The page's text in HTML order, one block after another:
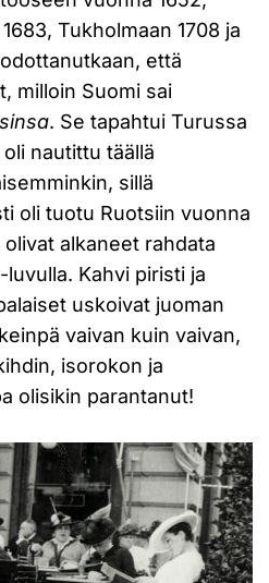
Tukholmaan 1708 ja
että
milloin Suomi sai
. Se tapahtui Turussa
nautittu täällä
sillä
oli tuotu Ruotsiin vuonna
alkaneet rahdata
luvulla. Kahvi piristi ja
uskoivat juoman
vaivan kuin vaivan,
isorokon ja
olisikin parantanut!